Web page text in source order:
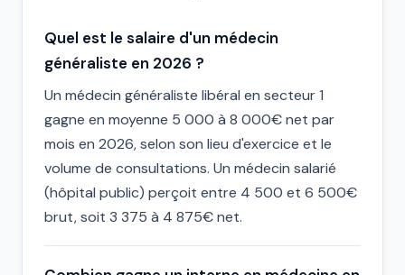
Quel est le salaire d'un médecin
généraliste en 2026 ?
Un médecin généraliste libéral en secteur 1
gagne en moyenne 5 000 à 8 000€ net par
mois en 2026, selon son lieu d'exercice et le
volume de consultations. Un médecin salarié
(hôpital public) perçoit entre 4 500 et 6 500€
brut, soit 3 375 à 4 875€ net.